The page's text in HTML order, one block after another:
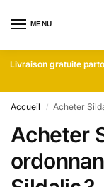
MENU
Livraison gratuite
Accueil / Acheter
Acheter